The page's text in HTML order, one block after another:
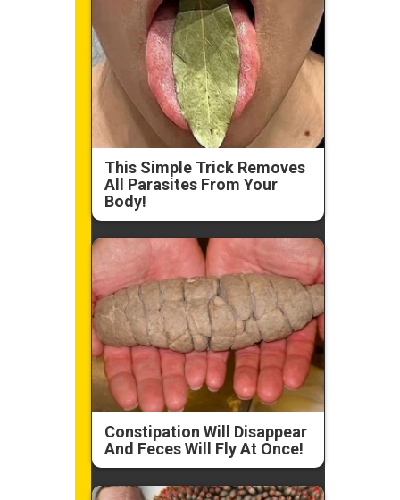
This Simple Trick Removes
All Parasites From Your
Body!
Constipation Will Disappear
And Feces Will Fly At Once!